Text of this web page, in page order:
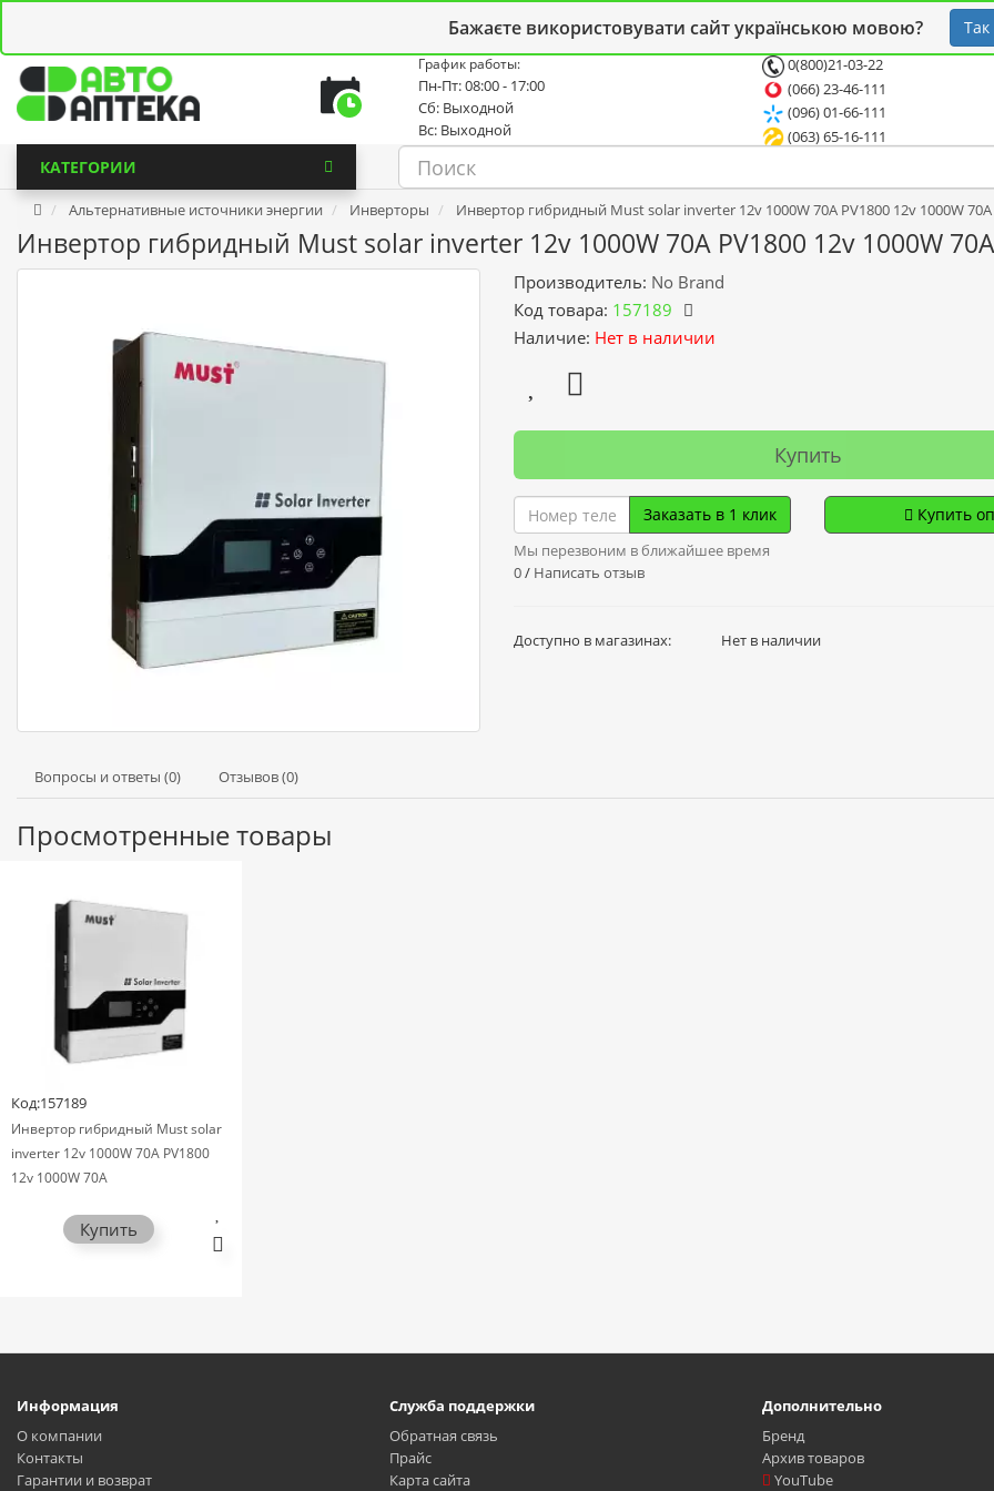
Бажаєте використовувати сайт українською мовою? Так
Новостной блог Опт СТО
График работы:
Пн-Пт: 08:00 - 17:00
Сб: Выходной
Вс: Выходной
0(800)21-03-22
(066) 23-46-111
(096) 01-66-111
(063) 65-16-111
КАТЕГОРИИ
Альтернативные источники энергии Инверторы Инвертор гибридный Must solar inverter 12v 1000W 70А PV1800 12v 1000W 70А
Инвертор гибридный Must solar inverter 12v 1000W 70А PV1800 12v 1000W 70А
Производитель: No Brand
Код товара: 157189
Наличие: Нет в наличии
Купить
Заказать в 1 клик
Мы перезвоним в ближайшее время
Купить
0/ Написать отзыв
Доступно в магазинах: Нет в наличии
Вопросы и ответы (0) Отзывов (0)
Просмотренные товары
Код:157189
Инвертор гибридный Must solar
inverter 12v 1000W 70А PV1800
12v 1000W 70А
Купить
Информация
О компании
Контакты
Гарантии и возврат
Служба поддержки
Обратная связь
Прайс
Карта сайта
Дополнительно
Бренд
Архив товаров
YouTube